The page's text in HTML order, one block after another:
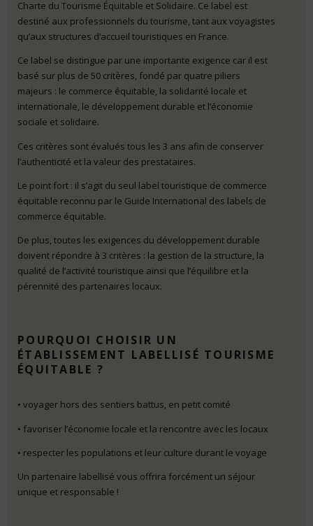
Charte du Tourisme Équitable et Solidaire. Ce label est
destiné aux professionnels du tourisme, tant aux voyagistes
qu’aux structures d’accueil touristiques en France.
Ce label se distingue par une importante exigence car il est
basé sur plus de 50 critères, fondé par quatre piliers
majeurs : le commerce équitable, la solidarité locale et
internationale, le développement durable et l’économie
sociale et solidaire.
Ces critères sont évalués tous les 3 ans afin de conserver
l’authenticité et la valeur des prestataires.
Le point fort : il s’agit du seul label touristique de commerce
équitable reconnu par le Guide International des labels de
commerce équitable.
De plus, toutes les exigences du développement durable
doivent répondre à 3 critères : la gestion de la structure, la
qualité de l’activité touristique ainsi que l’équilibre et la
pérennité des partenaires locaux.
POURQUOI CHOISIR UN
ÉTABLISSEMENT LABELLISÉ TOURISME
ÉQUITABLE ?
• voyager hors des sentiers battus, en petit comité
• favoriser l’économie locale et la rencontre avec les locaux
• respecter les populations et leur culture durant le voyage
Un partenaire labellisé vous offrira forcément un séjour
unique et responsable !